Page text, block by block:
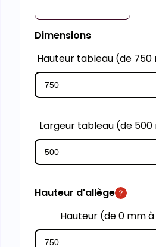
Dimensions
Hauteur tableau (de 750
Largeur tableau (de
Hauteur d'allège
Hauteur (de 0 mm